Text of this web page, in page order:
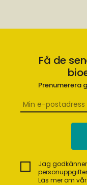
Få de
Prenumerera
Jag
Läs mer om